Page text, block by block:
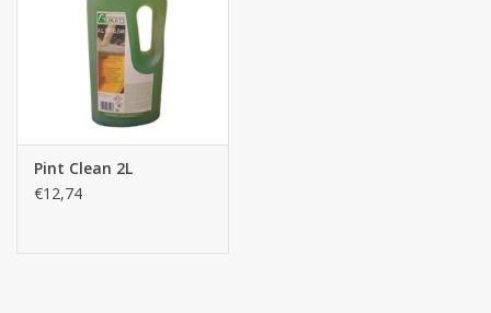
Pint Clean 2L
€12,74